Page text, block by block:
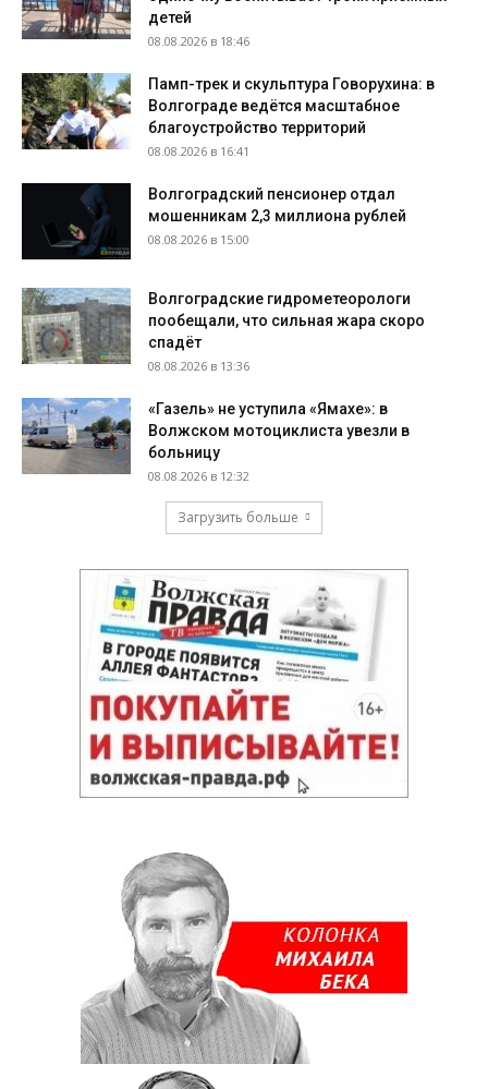
детей
08.08.2026 в 18:46
Памп-трек и скульптура Говорухина: в
Волгограде ведётся масштабное
благоустройство территорий
08.08.2026 в 16:41
Волгоградский пенсионер отдал
мошенникам 2,3 миллиона рублей
08.08.2026 в 15:00
Волгоградские гидрометеорологи
пообещали, что сильная жара скоро
спадёт
08.08.2026 в 13:36
«Газель» не уступила «Ямахе»: в
Волжском мотоциклиста увезли в
больницу
08.08.2026 в 12:32
Загрузить больше